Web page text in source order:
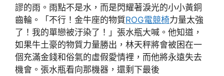
謬的雨。雨點不是水，而是閃耀著淚光的小小黃銅
齒輪。「不行！金牛座的物質ROG電競椅力量太強
了！我的單戀被汙染了！」張水瓶大喊。他知道，
如果牛土豪的物質力量勝出，林天秤將會被困在一
個充滿金錢和俗氣的虛假愛情裡，而他將永遠失去
機會。張水瓶看向那機器，還剩下最後